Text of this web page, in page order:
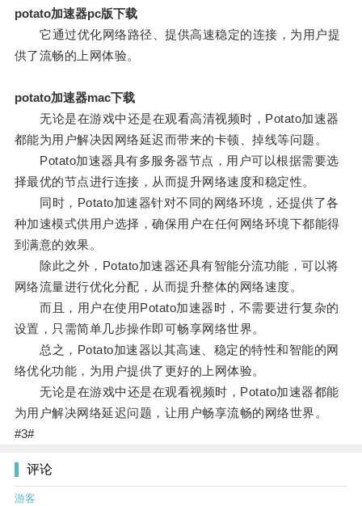
potato加速器pc版下载
它通过优化网络路径、提供高速稳定的连接，为用户提
供了流畅的上网体验。
potato加速器mac下载
无论是在游戏中还是在观看高清视频时，Potato加速器
都能为用户解决因网络延迟而带来的卡顿、掉线等问题。
Potato加速器具有多服务器节点，用户可以根据需要选
择最优的节点进行连接，从而提升网络速度和稳定性。
同时，Potato加速器针对不同的网络环境，还提供了各
种加速模式供用户选择，确保用户在任何网络环境下都能得
到满意的效果。
除此之外，Potato加速器还具有智能分流功能，可以将
网络流量进行优化分配，从而提升整体的网络速度。
而且，用户在使用Potato加速器时，不需要进行复杂的
设置，只需简单几步操作即可畅享网络世界。
总之，Potato加速器以其高速、稳定的特性和智能的网
络优化功能，为用户提供了更好的上网体验。
无论是在游戏中还是在观看视频时，Potato加速器都能
为用户解决网络延迟问题，让用户畅享流畅的网络世界。
#3#
评论
游客